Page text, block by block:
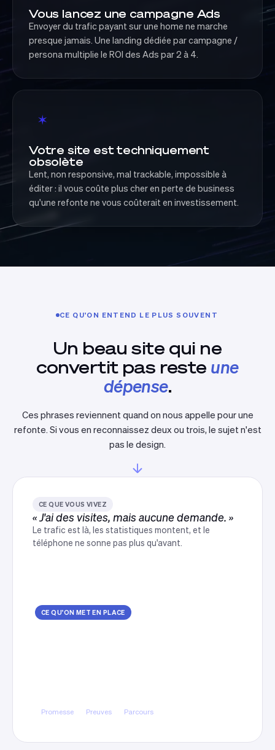
Vous lancez une campagne Ads
Envoyer du trafic payant sur une home ne marche
presque jamais. Une landing dédiée par campagne /
persona multiplie le ROI des Ads par 2 à 4.
✶
Votre site est techniquement
obsolète
Lent, non responsive, mal trackable, impossible à
éditer : il vous coûte plus cher en perte de business
qu'une refonte ne vous coûterait en investissement.
CE QU'ON ENTEND LE PLUS SOUVENT
Un beau site qui ne
convertit pas reste une
dépense.
Ces phrases reviennent quand on nous appelle pour une
refonte. Si vous en reconnaissez deux ou trois, le sujet n'est
pas le design.
CE QUE VOUS VIVEZ
« J'ai des visites, mais aucune demande. »
Le trafic est là, les statistiques montent, et le
téléphone ne sonne pas plus qu'avant.
CE QU'ON MET EN PLACE
Promesse Preuves Parcours